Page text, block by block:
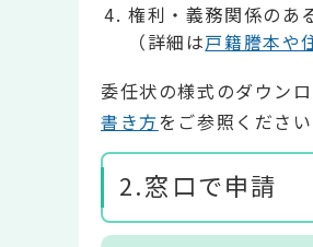
権利・義務関係のあ
（詳細は戸籍謄本や
委任状の様式のダウン
書き方をご参照ください
2.窓口で申請